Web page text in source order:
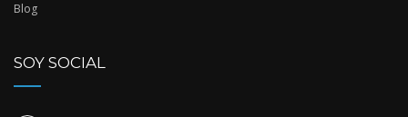
Blog
SOY SOCIAL